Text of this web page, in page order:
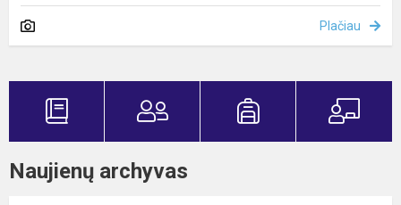
Plačiau
Naujienų archyvas